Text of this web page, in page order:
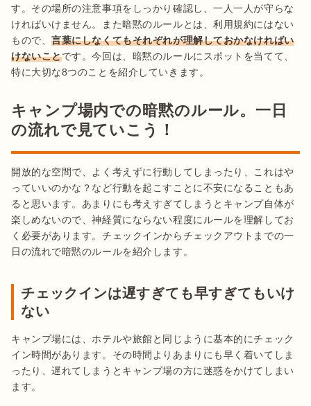
す。その場所の注意事項をしっかり確認し、一人一人が守らな
ければいけません。また暗黙のルールとは、利用規約にはない
もので、言葉にしなくてもそれぞれが理解しておかなければい
けないことです。今回は、暗黙のルールにスポットを当てて、
特に大切な8つのことを紹介していきます。
キャンプ場内での暗黙のルール。一日
の流れで見ていこう！
開放的な空間で、よく考えずに行動してしまったり、これはや
っていいのかな？など行動を起こすことに不安になることもあ
ると思います。あまりにも考えすぎてしまうとキャンプ自体が
楽しめないので、神経質にならない程度にルールを理解してお
く必要があります。チェックインからチェックアウトまでの一
日の流れで暗黙のルールを紹介します。
チェックインは遅すぎても早すぎてもいけ
ない
キャンプ場には、ホテルや旅館と同じように基本的にチェック
イン時間があります。その時間よりあまりにも早く着いてしま
ったり、遅れてしまうとキャンプ場の方に迷惑をかけてしまい
ます。